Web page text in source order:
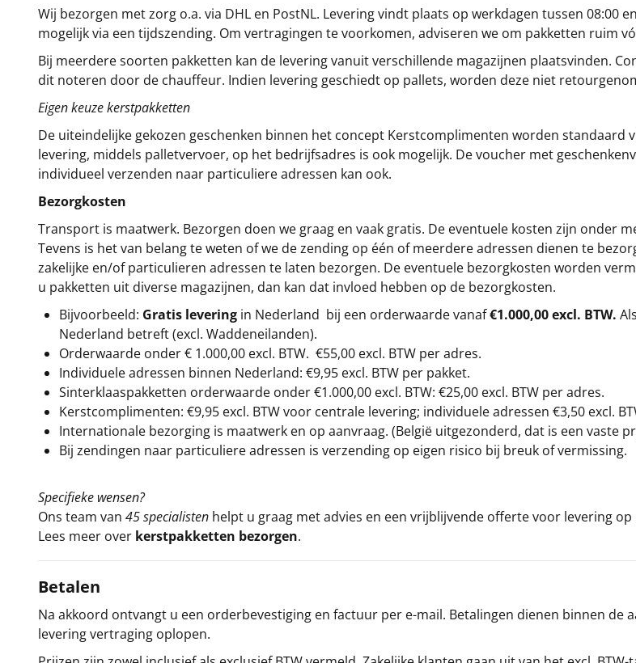
Wij bezorgen met zorg o.a. via DHL en PostNL. Levering vindt plaats op werkdagen tussen 08:00
mogelijk via een tijdszending. Om vertragingen te voorkomen, adviseren we om pakketten ruim
Bij meerdere soorten pakketten kan de levering vanuit verschillende magazijnen plaatsvinden.
dit noteren door de chauffeur. Indien levering geschiedt op pallets, worden deze niet
Eigen keuze kerstpakketten
De uiteindelijke gekozen geschenken binnen het concept Kerstcomplimenten worden standaard
levering, middels palletvervoer, op het bedrijfsadres is ook mogelijk. De voucher met
individueel verzenden naar particuliere adressen kan ook.
Bezorgkosten
Transport is maatwerk. Bezorgen doen we graag en vaak gratis. De eventuele kosten zijn onder
Tevens is het van belang te weten of we de zending op één of meerdere adressen dienen te
zakelijke en/of particulieren adressen te laten bezorgen. De eventuele bezorgkosten worden
u pakketten uit diverse magazijnen, dan kan dat invloed hebben op de bezorgkosten.
Bijvoorbeeld: Gratis levering in Nederland bij een orderwaarde vanaf€1.000,00 excl. BTW.
Nederland betreft (excl. Waddeneilanden).
Orderwaarde onder € 1.000,00 excl. BTW. €55,00 excl. BTW per adres.
Individuele adressen binnen Nederland: €9,95 excl. BTW per pakket.
Sinterklaaspakketten orderwaarde onder €1.000,00 excl. BTW: €25,00 excl. BTW per adres.
Kerstcomplimenten: €9,95 excl. BTW voor centrale levering; individuele adressen €3,50 excl.
Internationale bezorging is maatwerk en op aanvraag. (België uitgezonderd, dat is een vaste
Bij zendingen naar particuliere adressen is verzending op eigen risico bij breuk of vermissing.
Specifieke wensen?
Ons team van 45 specialisten helpt u graag met advies en een vrijblijvende offerte voor levering op
Lees meer over kerstpakketten bezorgen.
Betalen
Na akkoord ontvangt u een orderbevestiging en factuur per e-mail. Betalingen dienen binnen de
levering vertraging oplopen.